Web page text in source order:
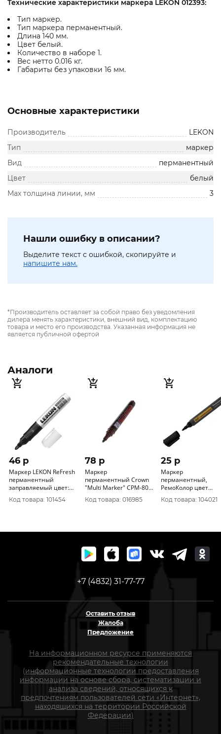
Технические характеристики маркера LEKON 012393:
Тип маркер.
Тип маркера перманентный.
Длина 140 мм.
Цвет белый.
Количество в наборе 1.
Вес нетто 0.016 кг.
Габариты без упаковки 16 мм.
Основные характеристики
Производитель
LEKON
Тип
маркер
Вид
перманентный
Цвет
белый
Мах толщина линии, мм
3
Нашли ошибку в описании?
Выделите текст с ошибкой, скопируйте и
напишите нам.
*Производитель оставляет за собой право без уведомления
дилера менять характеристики, внешний вид, комплектацию
товара и место его производства. Указанная информация не
является публичной офертой
Аналоги
46 p
Маркер LEKON ReFresh
перманентный
заправляемый цвет:
черный (уп.10 шт.)
012083
Код товара: 101454
78 p
Маркер
перманентный Crown
"Multi Marker" CPM-800
(корич.), пулевидный,
3мм (упак.12 шт.)
Код товара: 016985
25 p
Маркер
перманентный,
РемоКолор цвет
черный, ширина
линии 2-4 мм, (уп. 12
Код товара: 104021
+7 (4832) 31-77-77
Оставить отзыв
Жалоба
Предложение
На информационном ресурсе применяются
рекомендательные технологии
(информационные технологии предоставления
информации на основе сбора, систематизации и
анализа сведений, относящихся к
предпочтениям пользователей сети «Интернет»,
находящихся на территории Российской
Федерации)